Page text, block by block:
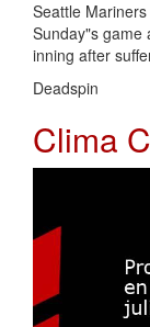
Seattle
Sunday"s game
inning after
Deadspin
Clima